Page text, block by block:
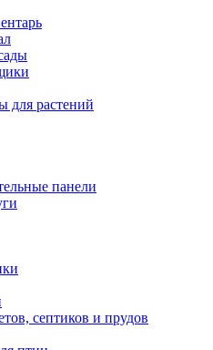
для растений
панели
септиков и прудов